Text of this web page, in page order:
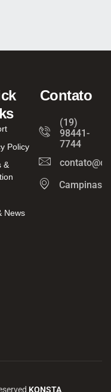
Policy
&
News
Contato
(19)
98441-
7744
Campinas/
KONSTA